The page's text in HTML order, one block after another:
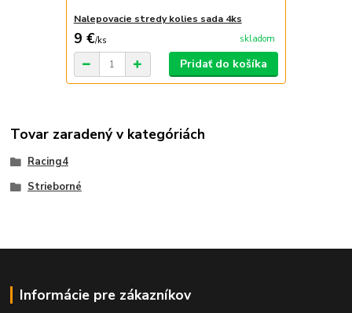
Nalepovacie stredy kolies sada 4ks
9 €/ks skladom
Pridať do košíka
Tovar zaradený v kategóriách
Racing4
Strieborné
Informácie pre zákazníkov